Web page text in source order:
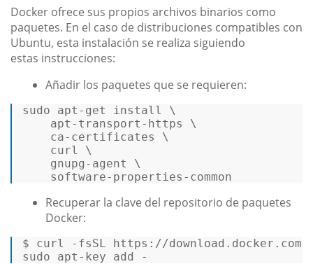
Docker ofrece sus propios archivos binarios como
paquetes. En el caso de distribuciones compatibles con
Ubuntu, esta instalación se realiza siguiendo
estas instrucciones:
Añadir los paquetes que se requieren:
sudo apt- get
install \
apt-transport-https \
ca-certificates \
curl \
gnupg-agent \
software-properties-common
Recuperar la clave del repositorio de paquetes
Docker:
$ curl -fsSL https: //
sudo apt-key add -